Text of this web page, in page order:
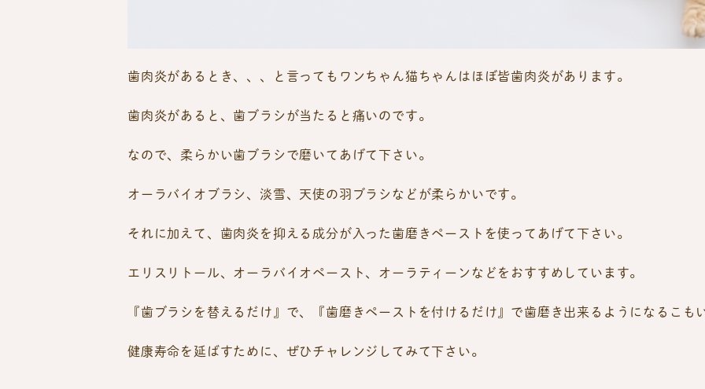
歯肉炎があるとき、、、と言ってもワンちゃん猫ちゃんはほぼ皆歯肉炎があります。
歯肉炎があると、歯ブラシが当たると痛いのです。
なので、柔らかい歯ブラシで磨いてあげて下さい。
オーラバイオブラシ、淡雪、天使の羽ブラシなどが柔らかいです。
それに加えて、歯肉炎を抑える成分が入った歯磨きペーストを使ってあげて下さい。
エリスリトール、オーラバイオペースト、オーラティーンなどをおすすめしています。
『歯ブラシを替えるだけ』で、『歯磨きペーストを付けるだけ』で歯磨き出来るようになるこも
健康寿命を延ばすために、ぜひチャレンジしてみて下さい。